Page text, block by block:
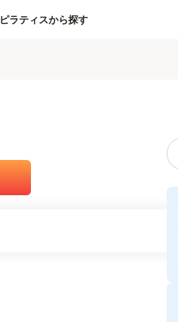
ピラティスから探す